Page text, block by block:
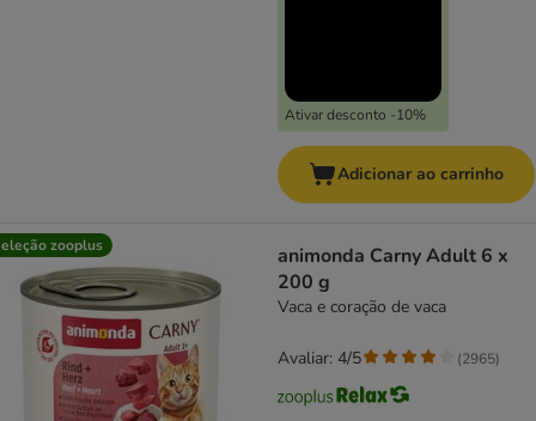
Ativar desconto -10%
Adicionar ao carrinho
zooplus
animonda Carny Adult 6 x
200 g
Vaca e coração de vaca
Avaliar: 4/5 (2965)